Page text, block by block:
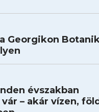
Georgikon
évszakban
– akár vízen,